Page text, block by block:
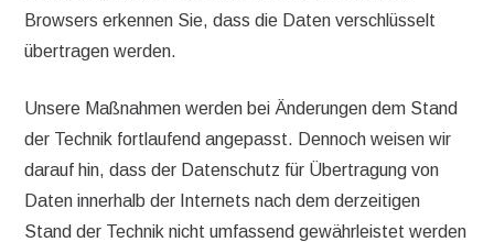
Browsers erkennen Sie, dass die Daten verschlüsselt
übertragen werden.
Unsere Maßnahmen werden bei Änderungen dem Stand
der Technik fortlaufend angepasst. Dennoch weisen wir
darauf hin, dass der Datenschutz für Übertragung von
Daten innerhalb der Internets nach dem derzeitigen
Stand der Technik nicht umfassend gewährleistet werden